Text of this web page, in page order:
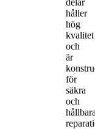
håller
hög
kvalitet
och
är
för
säkra
och
hållbara